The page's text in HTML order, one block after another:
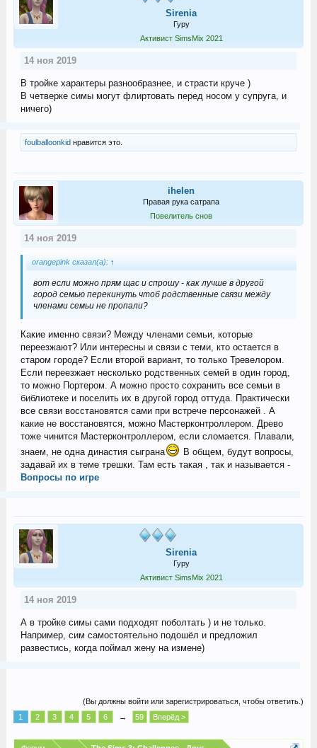
Sirenia
Гуру
Активист SimsMix 2021
14 ноя 2019
В тройке характеры разнообразнее, и страсти круче )
В четверке симы могут флиртовать перед носом у супруга, и
ничего)
foulballoonkidнравится это.
ihelen
Правая рука сатрапа
Повелитель снов
14 ноя 2019
orangepink сказал(а): ↑
вот если можно прям щас и спрошу - как лучше в другой
город семью перекинуть чтоб родственные связи между
членами семьи не пропали?
Какие именно связи? Между членами семьи, которые
переезжают? Или интересны и связи с теми, кто остается в
старом городе? Если второй вариант, то только Тревелором.
Если переезжает несколько родственных семей в один город,
то можно Портером. А можно просто сохранить все семьи в
библиотеке и поселить их в другой город оттуда. Практически
все связи восстановятся сами при встрече персонажей . А
какие не восстановятся, можно Мастерконтроллером. Древо
тоже чинится Мастерконтроллером, если сломается. Плавали,
знаем, не одна династия сыграна
В общем, будут вопросы,
задавай их в теме трешки. Там есть такая , так и называется -
Вопросы по игре
Sirenia
Гуру
Активист SimsMix 2021
14 ноя 2019
А в тройке симы сами подходят поболтать ) и не только.
Например, сим самостоятельно подошёл и предложил
развестись, когда поймал жену на измене)
(Вы должны войти или зарегистрироваться, чтобы ответить.)
1
2 3 4 5 6 → 59 Вперёд >